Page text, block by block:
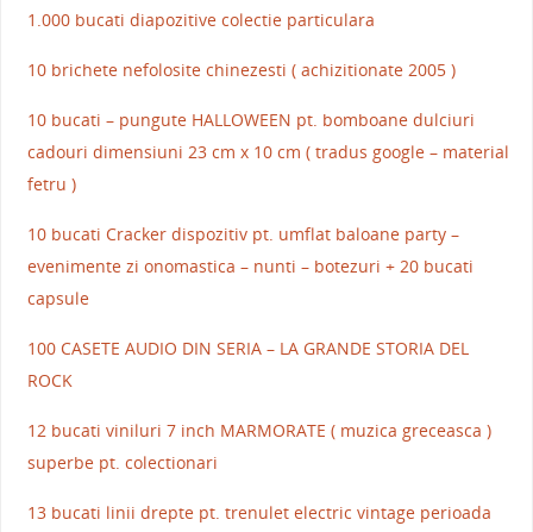
1.000 bucati diapozitive colectie particulara
10 brichete nefolosite chinezesti ( achizitionate 2005 )
10 bucati – pungute HALLOWEEN pt. bomboane dulciuri
cadouri dimensiuni 23 cm x 10 cm ( tradus google – material
fetru )
10 bucati Cracker dispozitiv pt. umflat baloane party –
evenimente zi onomastica – nunti – botezuri + 20 bucati
capsule
100 CASETE AUDIO DIN SERIA – LA GRANDE STORIA DEL
ROCK
12 bucati viniluri 7 inch MARMORATE ( muzica greceasca )
superbe pt. colectionari
13 bucati linii drepte pt. trenulet electric vintage perioada